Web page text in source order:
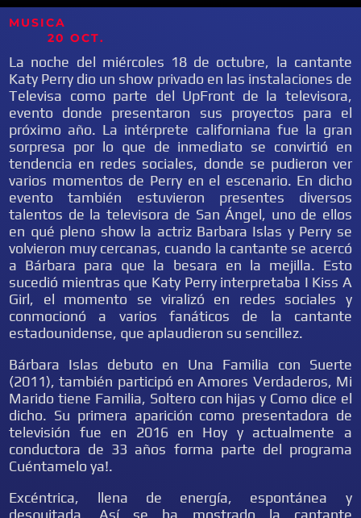
MUSICA
20 OCT.
La noche del miércoles 18 de octubre, la cantante
Katy Perry dio un show privado en las instalaciones de
Televisa como parte del UpFront de la televisora,
evento donde presentaron sus proyectos para el
próximo año. La intérprete californiana fue la gran
sorpresa por lo que de inmediato se convirtió en
tendencia en redes sociales, donde se pudieron ver
varios momentos de Perry en el escenario. En dicho
evento también estuvieron presentes diversos
talentos de la televisora de San Ángel, uno de ellos
en qué pleno show la actriz Barbara Islas y Perry se
volvieron muy cercanas, cuando la cantante se acercó
a Bárbara para que la besara en la mejilla. Esto
sucedió mientras que Katy Perry interpretaba I Kiss A
Girl, el momento se viralizó en redes sociales y
conmocionó a varios fanáticos de la cantante
estadounidense, que aplaudieron su sencillez.
Bárbara Islas debuto en Una Familia con Suerte
(2011), también participó en Amores Verdaderos, Mi
Marido tiene Familia, Soltero con hijas y Como dice el
dicho. Su primera aparición como presentadora de
televisión fue en 2016 en Hoy y actualmente a
conductora de 33 años forma parte del programa
Cuéntamelo ya!.
Excéntrica, llena de energía, espontánea y
desquitada. Así se ha mostrado la cantante